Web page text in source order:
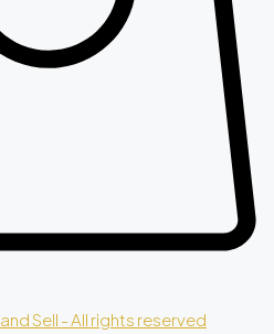
Sell - All rights reserved